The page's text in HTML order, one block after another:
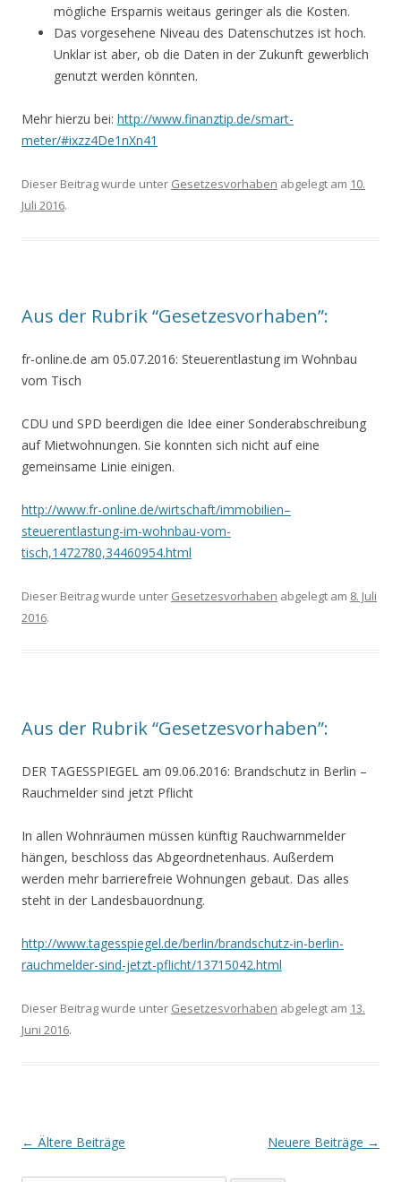
mögliche Ersparnis weitaus geringer als die Kosten.
Das vorgesehene Niveau des Datenschutzes ist hoch.
Unklar ist aber, ob die Daten in der Zukunft gewerblich
genutzt werden könnten.
Mehr hierzu bei: http://www.finanztip.de/smart-
meter/#ixzz4De1nXn41
Dieser Beitrag wurde unter Gesetzesvorhaben abgelegt am 10.
Juli 2016.
Aus der Rubrik “Gesetzesvorhaben”:
fr-online.de am 05.07.2016: Steuerentlastung im Wohnbau
vom Tisch
CDU und SPD beerdigen die Idee einer Sonderabschreibung
auf Mietwohnungen. Sie konnten sich nicht auf eine
gemeinsame Linie einigen.
http://www.fr-online.de/wirtschaft/immobilien–
steuerentlastung-im-wohnbau-vom-
tisch,1472780,34460954.html
Dieser Beitrag wurde unter Gesetzesvorhaben abgelegt am 8. Juli
2016.
Aus der Rubrik “Gesetzesvorhaben”:
DER TAGESSPIEGEL am 09.06.2016: Brandschutz in Berlin –
Rauchmelder sind jetzt Pflicht
In allen Wohnräumen müssen künftig Rauchwarnmelder
hängen, beschloss das Abgeordnetenhaus. Außerdem
werden mehr barrierefreie Wohnungen gebaut. Das alles
steht in der Landesbauordnung.
http://www.tagesspiegel.de/berlin/brandschutz-in-berlin-
rauchmelder-sind-jetzt-pflicht/13715042.html
Dieser Beitrag wurde unter Gesetzesvorhaben abgelegt am 13.
Juni 2016.
Beitrags-
← Ältere Beiträge Neuere Beiträge →